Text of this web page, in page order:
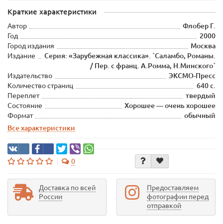
Краткие характеристики
Автор
Флобер Г.
Год
2000
Город издания
Москва
Издание
Серия: «Зарубежная классика». `Саламбо, Романы.
/ Пер. с франц. А.Ромма, Н.Минского`
Издательство
ЭКСМО-Пресс
Количество страниц
640 с.
Переплет
твердый
Состояние
Хорошее — очень хорошее
Формат
обычный
Все характеристики
0
Доставка по всей
России
Предоставляем
фотографии перед
отправкой